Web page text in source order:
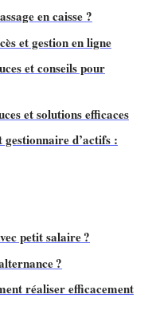
en caisse ?
et gestion en ligne
et conseils pour
et solutions efficaces
d’actifs :
petit salaire ?
?
réaliser efficacement